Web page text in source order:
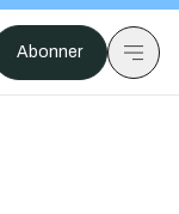
Abonner